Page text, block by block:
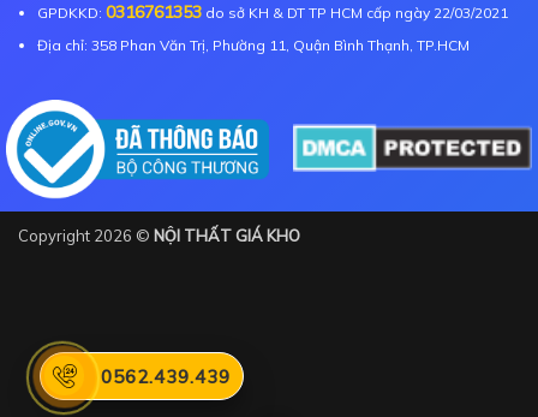
GPDKKD: 0316761353 do sở KH & DT TP HCM cấp ngày 22/03/2021
Địa chỉ: 358 Phan Văn Trị, Phường 11, Quận Bình Thạnh, TP.HCM
Copyright 2026 © NỘI THẤT GIÁ KHO
0562.439.439